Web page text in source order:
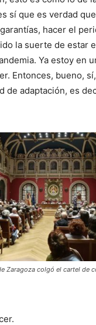
sí que es verdad
hacer el
la suerte de estar
Ya estoy en
Entonces, bueno,
de adaptación, es
Zaragoza colgó el cartel de